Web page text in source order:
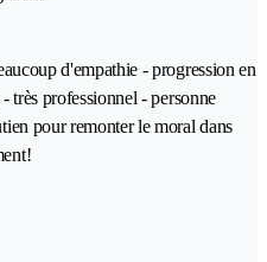
d'empathie - progression en
très professionnel - personne
pour remonter le moral dans